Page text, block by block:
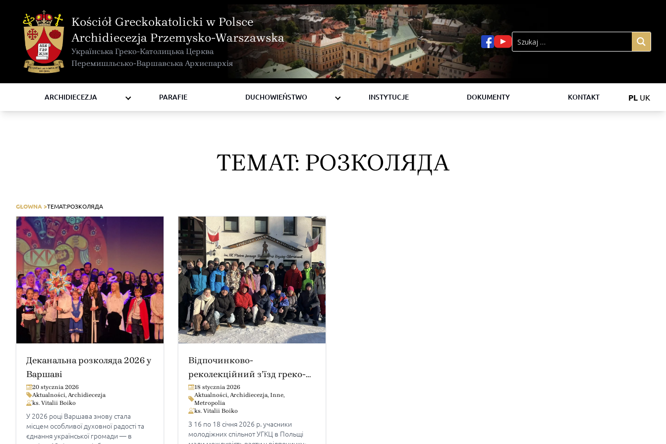
Kościół Greckokatolicki w Polsce
Archidiecezja Przemysko-Warszawska
Українська Греко-Католицька Церква
Перемишльсько-Варшавська Архиєпархія
ARCHIDIECEZJA
KURIA METROPOLITALNA
KAPITUŁA
KOMISJE I WYDZIAŁY
RADY
ZAKONY I ZGROMADZENIA
PARAFIE
DUCHOWIEŃSTWO
BISKUPI
KSIĘŻA
INSTYTUCJE
DOKUMENTY KONTAKT PL UK
TEMAT: РОЗКОЛЯДА
GŁOWNA >TEMAT:РОЗКОЛЯДА
Деканальна розколяда 2026 у
Варшаві
20 stycznia 2026
Aktualności, Archidiecezja
ks. Vitalii Boiko
У 2026 році Варшава знову стала
місцем особливої духовної радості та
єднання української громади — в
Відпочинково-
реколекційний з’їзд греко-
католицької молоді в
Криниці
18 stycznia 2026
Aktualności, Archidiecezja, Inne,
Metropolia
ks. Vitalii Boiko
З 16 по 18 січня 2026 р. учасники
молодіжних спільнот УГКЦ в Польщі